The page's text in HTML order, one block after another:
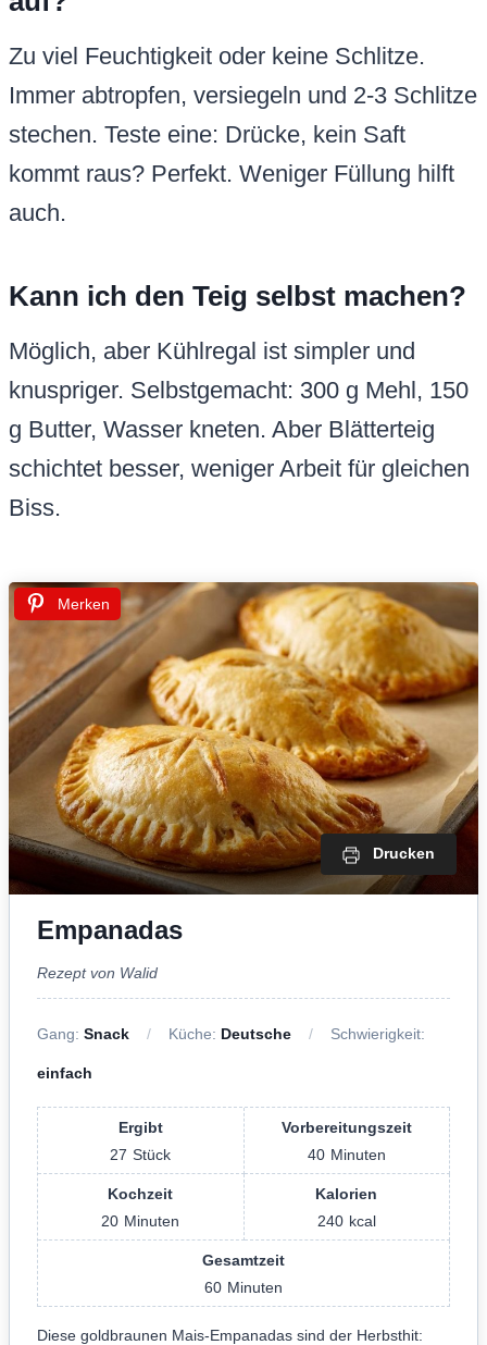
Zu viel Feuchtigkeit oder keine Schlitze.
Immer abtropfen, versiegeln und 2-3 Schlitze
stechen. Teste eine: Drücke, kein Saft
kommt raus? Perfekt. Weniger Füllung hilft
auch.
Kann ich den Teig selbst machen?
Möglich, aber Kühlregal ist simpler und
knuspriger. Selbstgemacht: 300 g Mehl, 150
g Butter, Wasser kneten. Aber Blätterteig
schichtet besser, weniger Arbeit für gleichen
Biss.
Merken
Drucken
Empanadas
Rezept von Walid
Gang: Snack Küche: Deutsche Schwierigkeit:
einfach
Ergibt
27 Stück
Vorbereitungszeit
40 Minuten
Kochzeit
20 Minuten
Kalorien
240 kcal
Gesamtzeit
60 Minuten
Diese goldbraunen Mais-Empanadas sind der Herbsthit: